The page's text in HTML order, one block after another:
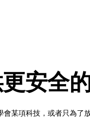
安全
某項科技，或者只為